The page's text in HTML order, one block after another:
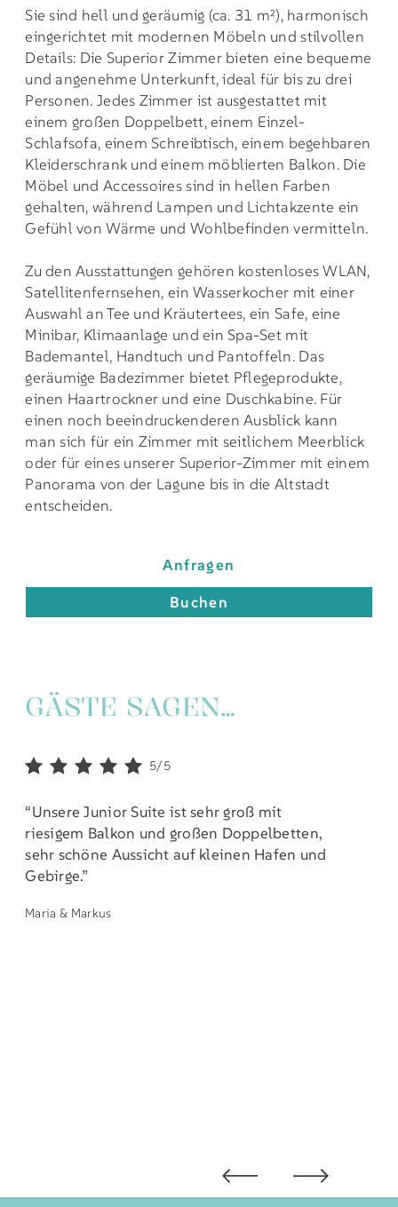
Sie sind hell und geräumig (ca. 31 m²), harmonisch
eingerichtet mit modernen Möbeln und stilvollen
Details: Die Superior Zimmer bieten eine bequeme
und angenehme Unterkunft, ideal für bis zu drei
Personen. Jedes Zimmer ist ausgestattet mit
einem großen Doppelbett, einem Einzel-
Schlafsofa, einem Schreibtisch, einem begehbaren
Kleiderschrank und einem möblierten Balkon. Die
Möbel und Accessoires sind in hellen Farben
gehalten, während Lampen und Lichtakzente ein
Gefühl von Wärme und Wohlbefinden vermitteln.
Zu den Ausstattungen gehören kostenloses WLAN,
Satellitenfernsehen, ein Wasserkocher mit einer
Auswahl an Tee und Kräutertees, ein Safe, eine
Minibar, Klimaanlage und ein Spa-Set mit
Bademantel, Handtuch und Pantoffeln. Das
geräumige Badezimmer bietet Pflegeprodukte,
einen Haartrockner und eine Duschkabine. Für
einen noch beeindruckenderen Ausblick kann
man sich für ein Zimmer mit seitlichem Meerblick
oder für eines unserer Superior-Zimmer mit einem
Panorama von der Lagune bis in die Altstadt
entscheiden.
Anfragen
Buchen
GÄSTE SAGEN…
5/5
“Unsere Junior Suite ist sehr groß mit
riesigem Balkon und großen Doppelbetten,
sehr schöne Aussicht auf kleinen Hafen und
Gebirge.”
Maria & Markus